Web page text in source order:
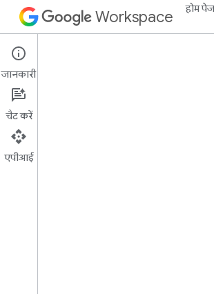
Workspace होम पेज
Google Calendar
खास जानकारी
जानकारी
चैट करें
एपीआई